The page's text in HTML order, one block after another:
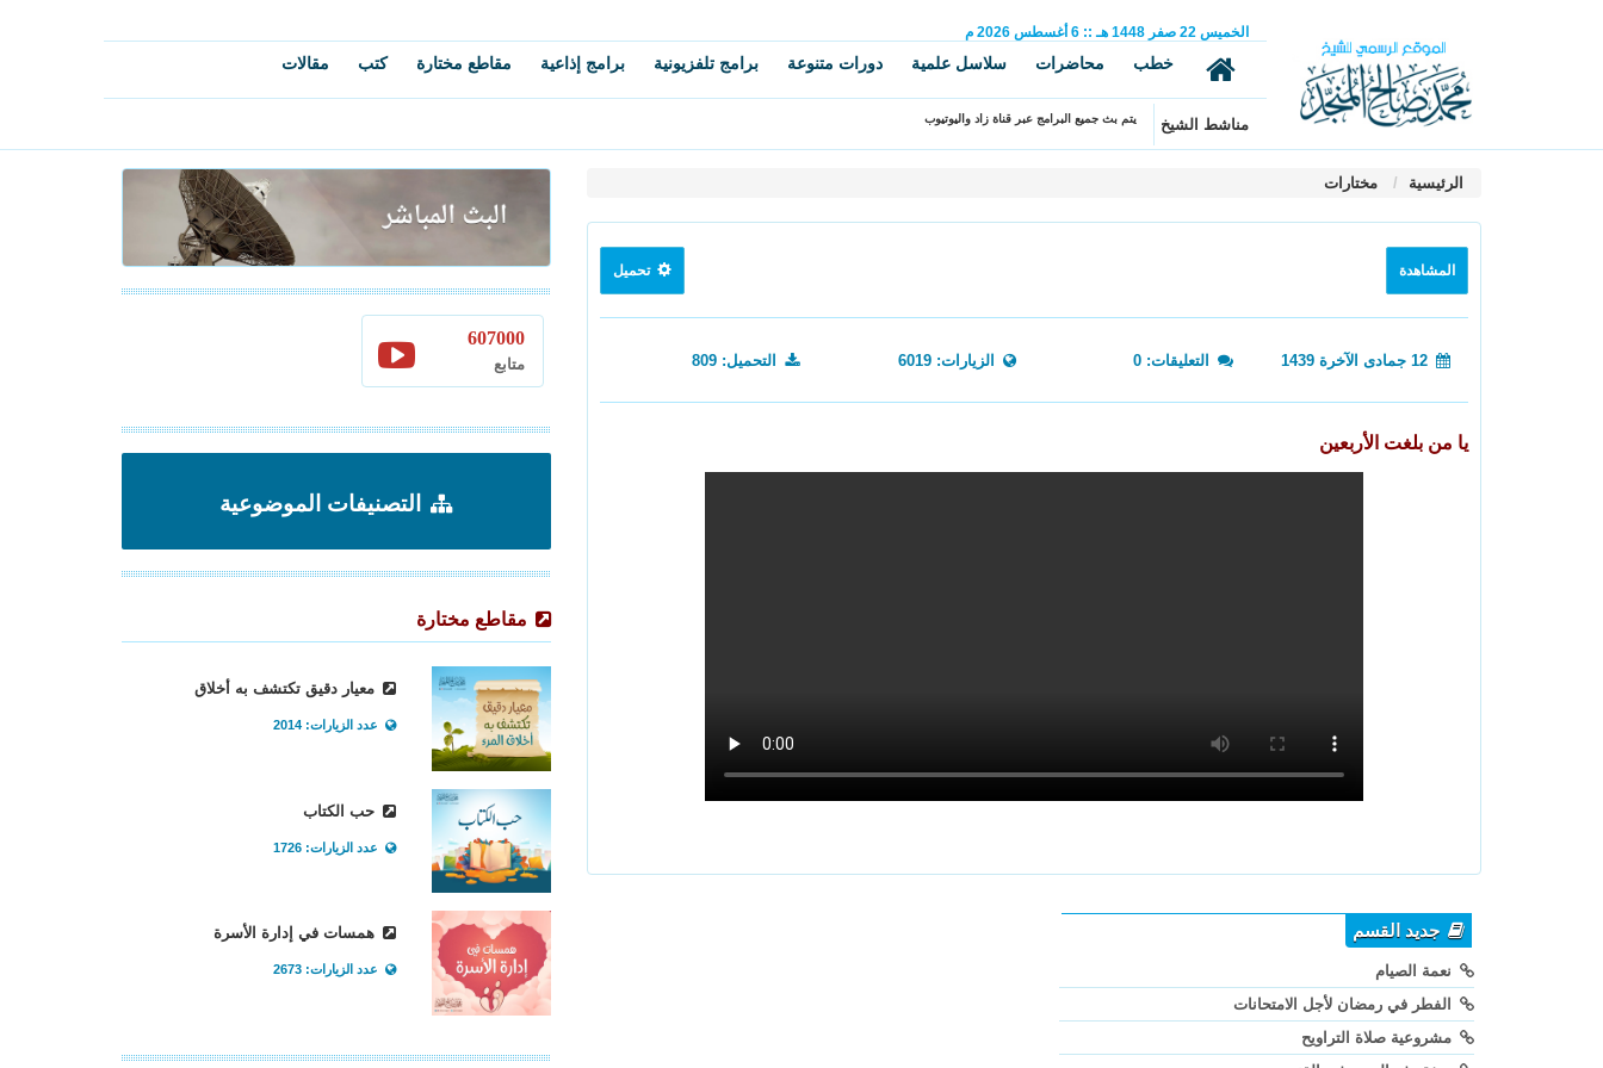
الخميس 22 صفر 1448 هـ ::
6 أغسطس 2026 م
خطب محاضرات سلاسل علمية دورات متنوعة برامج تلفزيونية برامج إذاعية مقاطع مختارة كتب مقالات
مناشط الشيخ يتم بث جميع البرامج عبر قناة زاد واليوتيوب
الرئيسية مختارات
المشاهدة تحميل
التعليقات: 0 الزيارات: 6019 التحميل: 809
يا من بلغت الأربعين
جديد القسم
نعمة الصيام
الفطر في رمضان لأجل الامتحانات
مشروعية صلاة التراويح
607000
متابع
التصنيفات الموضوعية
مقاطع مختارة
معيار دقيق تكتشف به أخلاق
عدد الزيارات: 2014
حب الكتاب
عدد الزيارات: 1726
همسات في إدارة الأسرة
عدد الزيارات: 2673